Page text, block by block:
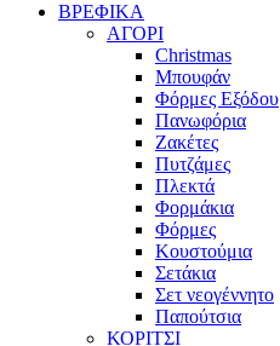
ΒΡΕΦΙΚΑ
ΑΓΟΡΙ
Christmas
Μπουφάν
Φόρμες Εξόδου
Πανωφόρια
Ζακέτες
Πυτζάμες
Πλεκτά
Φορμάκια
Φόρμες
Κουστούμια
Σετάκια
Σετ νεογέννητο
Παπούτσια
ΚΟΡΙΤΣΙ